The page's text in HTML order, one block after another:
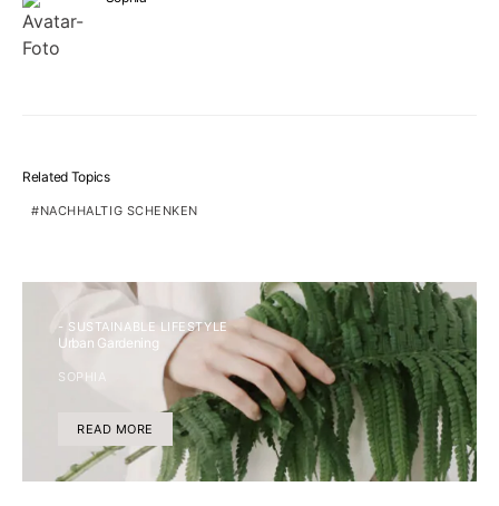
Related Topics
NACHHALTIG SCHENKEN
- SUSTAINABLE LIFESTYLE
Urban Gardening
SOPHIA
READ MORE